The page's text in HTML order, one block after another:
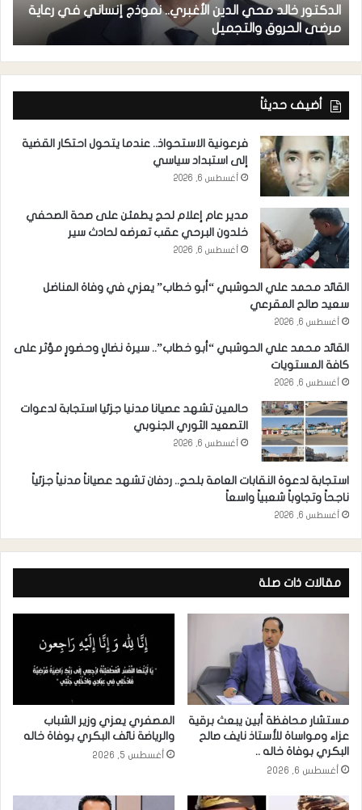
الدكتور خالد محي الدين الأغبري.. نموذج إنساني في رعاية
مرضى الحروق والتجميل
أضيف حديثاً
فرعونية الاستحواذ.. عندما يتحول احتكار القضية
إلى استبداد سياسي
أغسطس 6, 2026
مدير عام إعلام لحج يطمئن على صحة الصحفي
خلدون البرحي عقب تعرضه لحادث سير
أغسطس 6, 2026
القائد محمد علي الحوشبي “أبو خطاب” يعزي في وفاة المناضل
سعيد صالح المقرعي
أغسطس 6, 2026
القائد محمد علي الحوشبي “أبو خطاب”.. سيرة نضالٍ وحضورٍ مؤثر على
كافة المستويات
أغسطس 6, 2026
حالمين تشهد عصيانا مدنيا جزئيا استجابة لدعوات
التصعيد الثوري الجنوبي
أغسطس 6, 2026
استجابة لدعوة النقابات العامة بلحج.. ردفان تشهد عصياناً مدنياً جزئياً
ناجحاً وتجاوباً شعبياً واسعاً
أغسطس 6, 2026
مقالات ذات صلة
مستشار محافظة أبين يبعث برقية
عزاء ومواساة للأستاذ نايف صالح
البكري بوفاة خاله ..
أغسطس 6, 2026
المصفري يعزي وزير الشباب
والرياضة نائف البكري بوفاة خاله
أغسطس 5, 2026